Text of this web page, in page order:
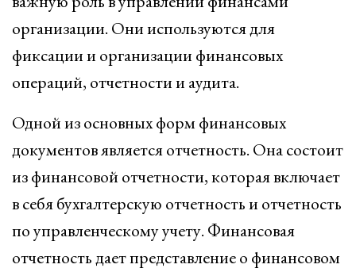
организации. Они используются для
фиксации и организации финансовых
операций, отчетности и аудита.
Одной из основных форм финансовых
документов является отчетность. Она состоит
из финансовой отчетности, которая включает
в себя бухгалтерскую отчетность и отчетность
по управленческому учету. Финансовая
отчетность дает представление о финансовом